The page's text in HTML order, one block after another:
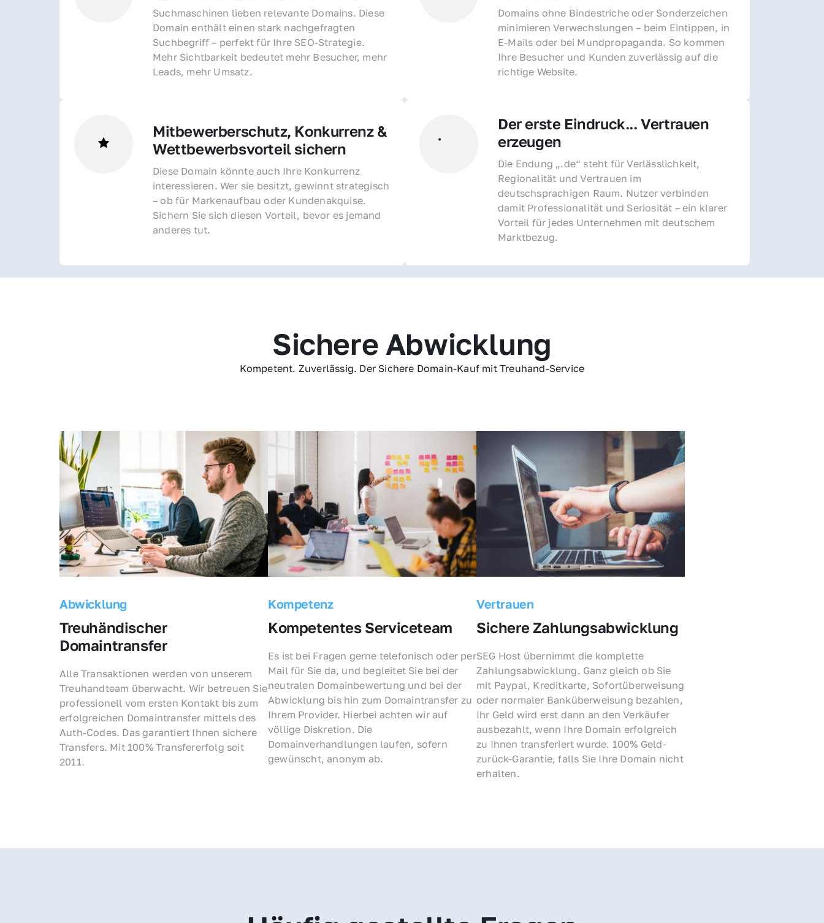
Suchmaschinen lieben relevante Domains. Diese
Domain enthält einen stark nachgefragten
Suchbegriff – perfekt für Ihre SEO-Strategie.
Mehr Sichtbarkeit bedeutet mehr Besucher, mehr
Leads, mehr Umsatz.
Domains ohne Bindestriche oder Sonderzeichen
minimieren Verwechslungen – beim Eintippen, in
E-Mails oder bei Mundpropaganda. So kommen
Ihre Besucher und Kunden zuverlässig auf die
richtige Website.
Mitbewerberschutz, Konkurrenz &
Wettbewerbsvorteil sichern
Diese Domain könnte auch Ihre Konkurrenz
interessieren. Wer sie besitzt, gewinnt strategisch
– ob für Markenaufbau oder Kundenakquise.
Sichern Sie sich diesen Vorteil, bevor es jemand
anderes tut.
Der erste Eindruck... Vertrauen
erzeugen
Die Endung „.de“ steht für Verlässlichkeit,
Regionalität und Vertrauen im
deutschsprachigen Raum. Nutzer verbinden
damit Professionalität und Seriosität – ein klarer
Vorteil für jedes Unternehmen mit deutschem
Marktbezug.
Sichere Abwicklung
Kompetent. Zuverlässig. Der Sichere Domain-Kauf mit Treuhand-Service
Abwicklung
Treuhändischer
Domaintransfer
Alle Transaktionen werden von unserem
Treuhandteam überwacht. Wir betreuen Sie
professionell vom ersten Kontakt bis zum
erfolgreichen Domaintransfer mittels des
Auth-Codes. Das garantiert Ihnen sichere
Transfers. Mit 100% Transfererfolg seit
2011.
Kompetenz
Kompetentes Serviceteam
Es ist bei Fragen gerne telefonisch oder per
Mail für Sie da, und begleitet Sie bei der
neutralen Domainbewertung und bei der
Abwicklung bis hin zum Domaintransfer zu
Ihrem Provider. Hierbei achten wir auf
völlige Diskretion. Die
Domainverhandlungen laufen, sofern
gewünscht, anonym ab.
Vertrauen
Sichere Zahlungsabwicklung
SEG Host übernimmt die komplette
Zahlungsabwicklung. Ganz gleich ob Sie
mit Paypal, Kreditkarte, Sofortüberweisung
oder normaler Banküberweisung bezahlen,
Ihr Geld wird erst dann an den Verkäufer
ausbezahlt, wenn Ihre Domain erfolgreich
zu Ihnen transferiert wurde. 100% Geld-
zurück-Garantie, falls Sie Ihre Domain nicht
erhalten.